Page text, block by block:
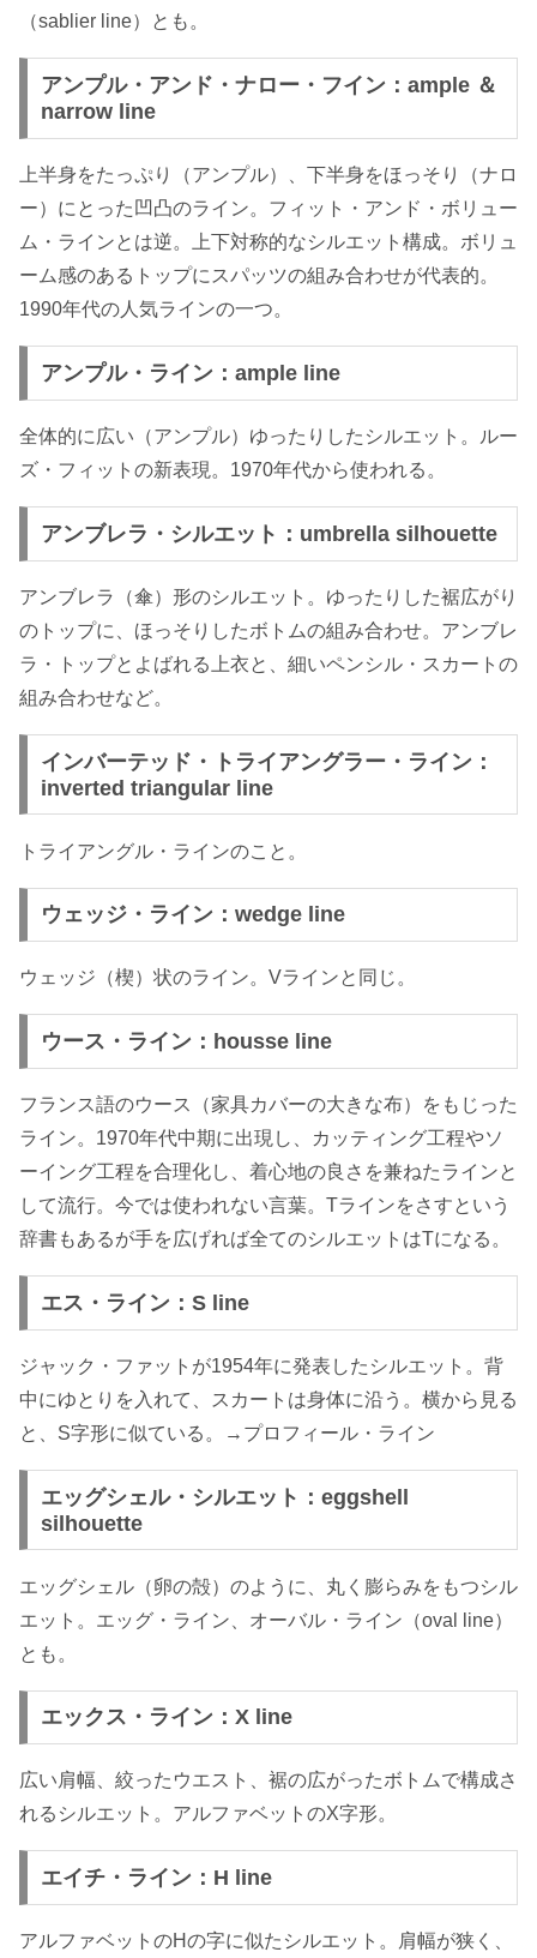
（sablier line）とも。
アンプル・アンド・ナロー・フイン：ample ＆
narrow line
上半身をたっぷり（アンプル）、下半身をほっそり（ナロ
ー）にとった凹凸のライン。フィット・アンド・ボリュー
ム・ラインとは逆。上下対称的なシルエット構成。ボリュ
ーム感のあるトップにスパッツの組み合わせが代表的。
1990年代の人気ラインの一つ。
アンプル・ライン：ample line
全体的に広い（アンプル）ゆったりしたシルエット。ルー
ズ・フィットの新表現。1970年代から使われる。
アンブレラ・シルエット：umbrella silhouette
アンブレラ（傘）形のシルエット。ゆったりした裾広がり
のトップに、ほっそりしたボトムの組み合わせ。アンブレ
ラ・トップとよばれる上衣と、細いペンシル・スカートの
組み合わせなど。
インバーテッド・トライアングラー・ライン：
inverted triangular line
トライアングル・ラインのこと。
ウェッジ・ライン：wedge line
ウェッジ（楔）状のライン。Vラインと同じ。
ウース・ライン：housse line
フランス語のウース（家具カバーの大きな布）をもじった
ライン。1970年代中期に出現し、カッティング工程やソ
ーイング工程を合理化し、着心地の良さを兼ねたラインと
して流行。今では使われない言葉。Tラインをさすという
辞書もあるが手を広げれば全てのシルエットはTになる。
エス・ライン：S line
ジャック・ファットが1954年に発表したシルエット。背
中にゆとりを入れて、スカートは身体に沿う。横から見る
と、S字形に似ている。→プロフィール・ライン
エッグシェル・シルエット：eggshell
silhouette
エッグシェル（卵の殻）のように、丸く膨らみをもつシル
エット。エッグ・ライン、オーバル・ライン（oval line）
とも。
エックス・ライン：X line
広い肩幅、絞ったウエスト、裾の広がったボトムで構成さ
れるシルエット。アルファベットのX字形。
エイチ・ライン：H line
アルファベットのHの字に似たシルエット。肩幅が狭く、